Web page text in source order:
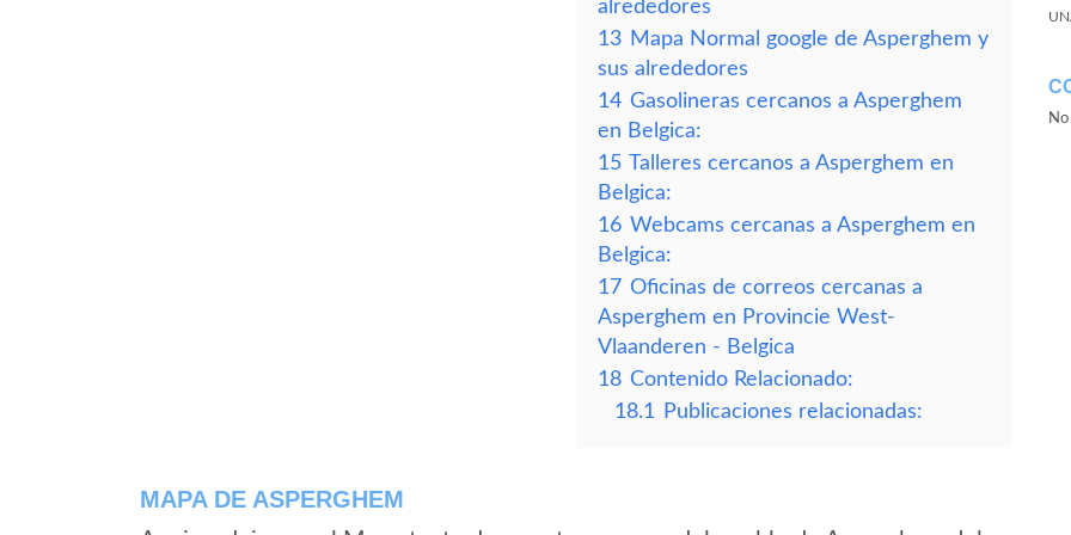
alrededores
13 Mapa Normal google de Asperghem y
sus alrededores
14 Gasolineras cercanos a Asperghem
en Belgica:
15 Talleres cercanos a Asperghem en
Belgica:
16 Webcams cercanas a Asperghem en
Belgica:
17 Oficinas de correos cercanas a
Asperghem en Provincie West-
Vlaanderen - Belgica
18 Contenido Relacionado:
18.1
Publicaciones relacionadas:
MAPA DE ASPERGHEM